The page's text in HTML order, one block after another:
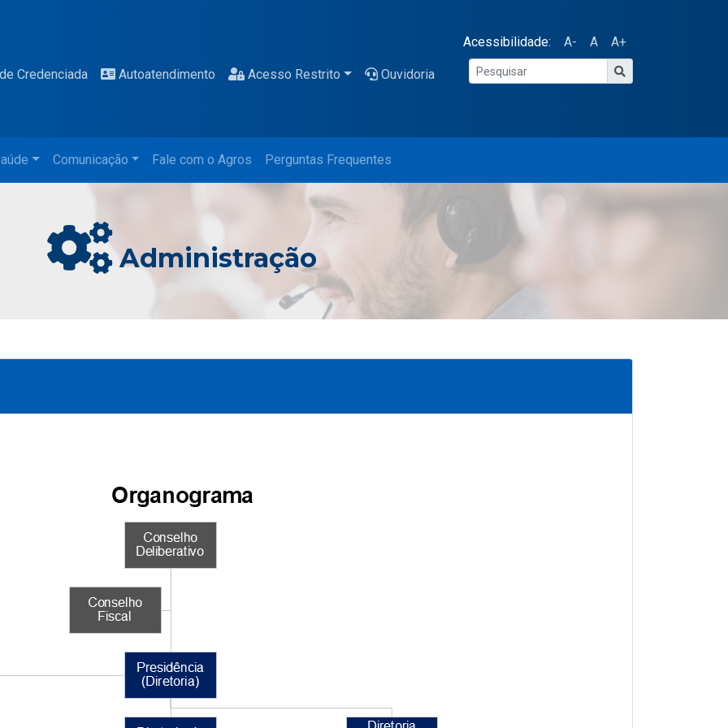
Acessibilidade: A- A A+
Credenciada Autoatendimento Acesso Restrito Ouvidoria
Comunicação Fale com o Agros Perguntas Frequentes
Administração